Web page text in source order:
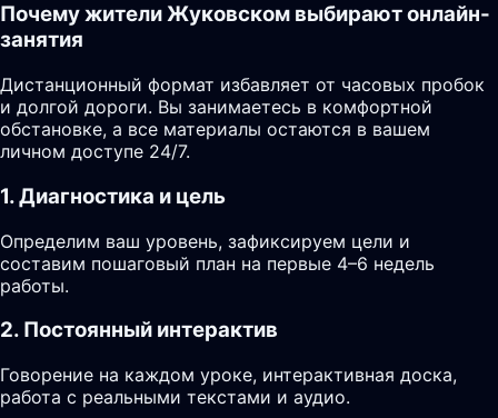
Почему жители Жуковском выбирают онлайн-
занятия
Дистанционный формат избавляет от часовых пробок
и долгой дороги. Вы занимаетесь в комфортной
обстановке, а все материалы остаются в вашем
личном доступе 24/7.
1. Диагностика и цель
Определим ваш уровень, зафиксируем цели и
составим пошаговый план на первые 4–6 недель
работы.
2. Постоянный интерактив
Говорение на каждом уроке, интерактивная доска,
работа с реальными текстами и аудио.